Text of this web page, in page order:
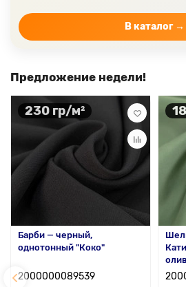
В каталог →
Предложение недели!
230 гр/м²
Барби — черный,
однотонный "Коко"
2000000089539